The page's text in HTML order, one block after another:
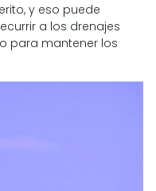
y eso puede
a los drenajes
para mantener los